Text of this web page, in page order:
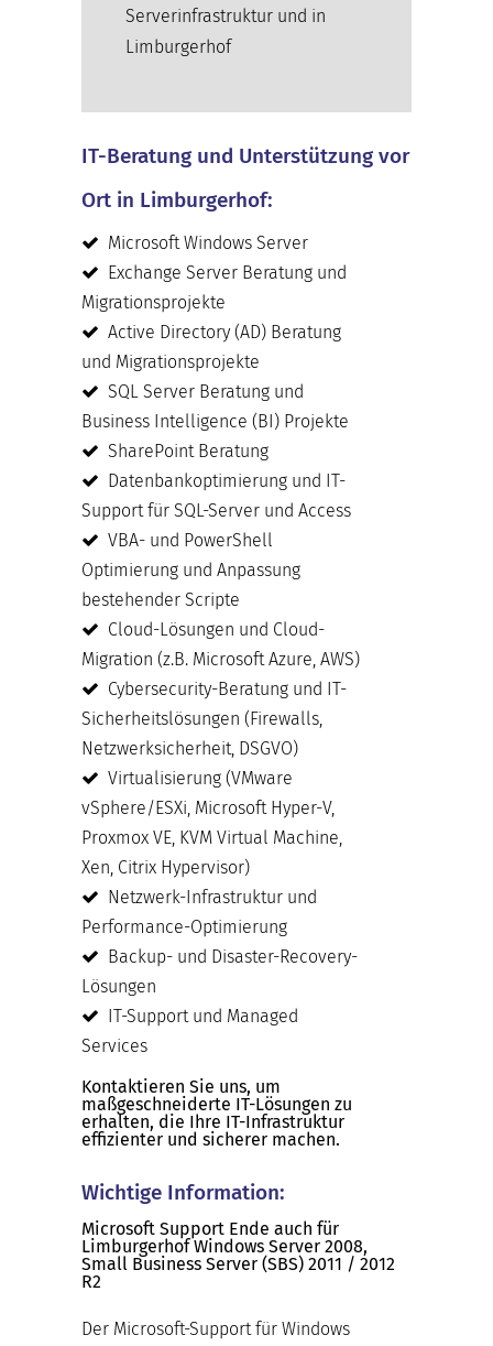
Serverinfrastruktur und in
Limburgerhof
IT-Beratung und Unterstützung vor
Ort in Limburgerhof:
Microsoft Windows Server
Exchange Server Beratung und
Migrationsprojekte
Active Directory (AD) Beratung
und Migrationsprojekte
SQL Server Beratung und
Business Intelligence (BI) Projekte
SharePoint Beratung
Datenbankoptimierung und IT-
Support für SQL-Server und Access
VBA- und PowerShell
Optimierung und Anpassung
bestehender Scripte
Cloud-Lösungen und Cloud-
Migration (z.B. Microsoft Azure, AWS)
Cybersecurity-Beratung und IT-
Sicherheitslösungen (Firewalls,
Netzwerksicherheit, DSGVO)
Virtualisierung (VMware
vSphere/ESXi, Microsoft Hyper-V,
Proxmox VE, KVM Virtual Machine,
Xen, Citrix Hypervisor)
Netzwerk-Infrastruktur und
Performance-Optimierung
Backup- und Disaster-Recovery-
Lösungen
IT-Support und Managed
Services
Kontaktieren Sie uns, um
maßgeschneiderte IT-Lösungen zu
erhalten, die Ihre IT-Infrastruktur
effizienter und sicherer machen.
Wichtige Information:
Microsoft Support Ende auch für
Limburgerhof Windows Server 2008,
Small Business Server (SBS) 2011 / 2012
R2
Der Microsoft-Support für Windows